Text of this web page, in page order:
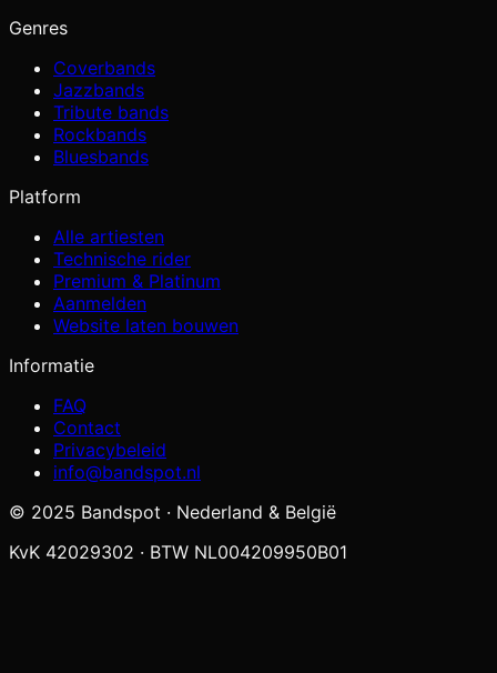
Genres
Coverbands
Jazzbands
Tribute bands
Rockbands
Bluesbands
Platform
Alle artiesten
Technische rider
Premium & Platinum
Aanmelden
Website laten bouwen
Informatie
FAQ
Contact
Privacybeleid
info@bandspot.nl
© 2025 Bandspot · Nederland & België
KvK 42029302 · BTW NL004209950B01